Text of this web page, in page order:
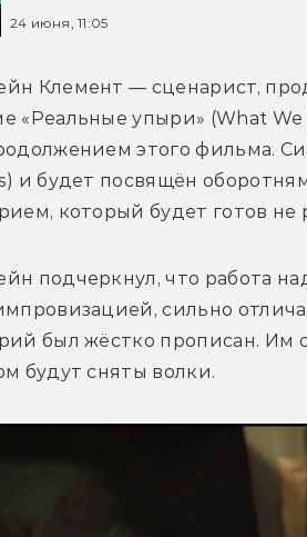
24 июня, 11:05
Клемент — сценарист,
«Реальные упыри» (What We
этого фильма.
и будет посвящён
подчеркнул, что работа
сильно
был жёстко прописан. Им